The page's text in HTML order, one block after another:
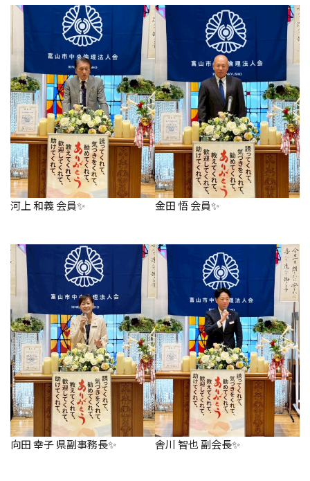
河上 和義 会員✨ 金田 悟 会員✨
向田 幸子 県副事務長✨ 舎川 智也 副会長✨